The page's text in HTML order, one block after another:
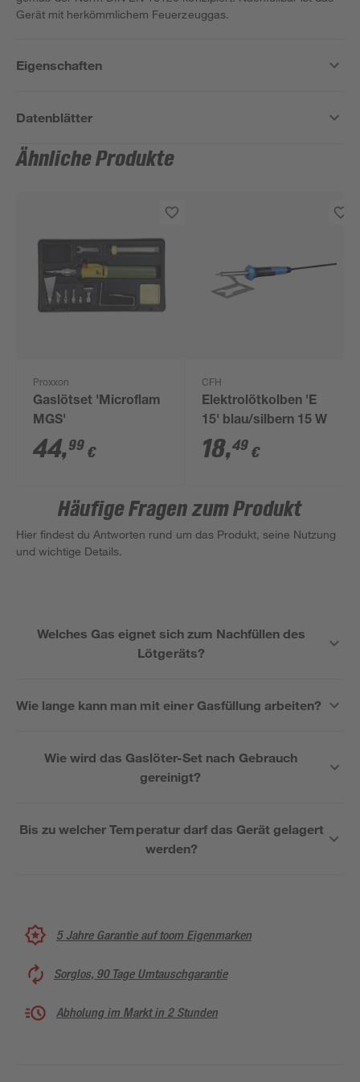
Gerät mit herkömmlichem Feuerzeuggas.
Eigenschaften
Datenblätter
Ähnliche Produkte
Proxxon
Gaslötset 'Microflam
MGS'
44,99 €
CFH
Elektrolötkolben 'E
15' blau/silbern 15 W
18,49 €
Häufige Fragen zum Produkt
Hier findest du Antworten rund um das Produkt, seine Nutzung
und wichtige Details.
Welches Gas eignet sich zum Nachfüllen des
Lötgeräts?
Wie lange kann man mit einer Gasfüllung arbeiten?
Wie wird das Gaslöter-Set nach Gebrauch
gereinigt?
Bis zu welcher Temperatur darf das Gerät gelagert
werden?
5 Jahre Garantie auf toom Eigenmarken
Sorglos, 90 Tage Umtauschgarantie
Abholung im Markt in 2 Stunden